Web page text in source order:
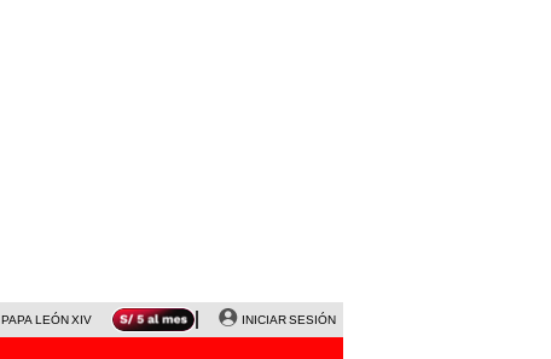
PAPA LEÓN XIV NALDY SALDAÑA LA BELLA LUZ
INICIAR SESIÓN